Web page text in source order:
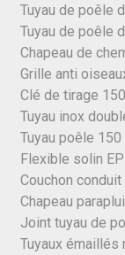
Tuyau de poêle
Tuyau de poêle
Chapeau de
Grille anti
Clé de tirage
Tuyau inox
Tuyau poêle
Flexible solin
Couchon
Chapeau
Joint tuyau de
Tuyaux émaillés